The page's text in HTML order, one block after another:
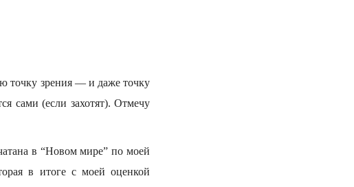
точку зрения — и даже точку
сами (если захотят). Отмечу
в “Новом мире” по моей
в итоге с моей оценкой